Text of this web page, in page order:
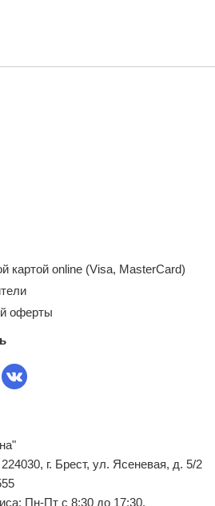
картой online (Visa, MasterCard)
оферты
г. Брест, ул. Ясеневая, д. 5/2
Пн-Пт с 8:30 до 17:30.